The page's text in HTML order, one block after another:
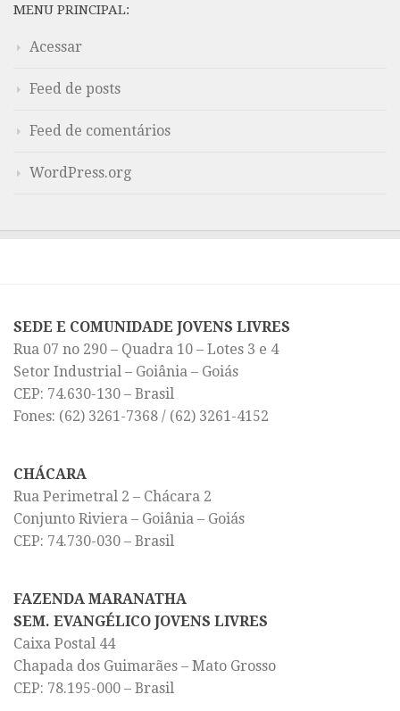
MENU PRINCIPAL:
Acessar
Feed de posts
Feed de comentários
WordPress.org
SEDE E COMUNIDADE JOVENS LIVRES
Rua 07 no 290 – Quadra 10 – Lotes 3 e 4
Setor Industrial – Goiânia – Goiás
CEP: 74.630-130 – Brasil
Fones: (62) 3261-7368 / (62) 3261-4152
CHÁCARA
Rua Perimetral 2 – Chácara 2
Conjunto Riviera – Goiânia – Goiás
CEP: 74.730-030 – Brasil
FAZENDA MARANATHA
SEM. EVANGÉLICO JOVENS LIVRES
Caixa Postal 44
Chapada dos Guimarães – Mato Grosso
CEP: 78.195-000 – Brasil